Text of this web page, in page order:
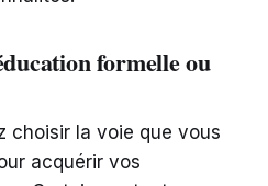
formelle ou
choisir la voie que vous
acquérir vos